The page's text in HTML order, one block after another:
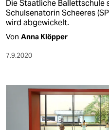
Die Staatliche Ballettschule
Schulsenatorin Scheeres
wird abgewickelt.
Von Anna Klöpper
7.9.2020